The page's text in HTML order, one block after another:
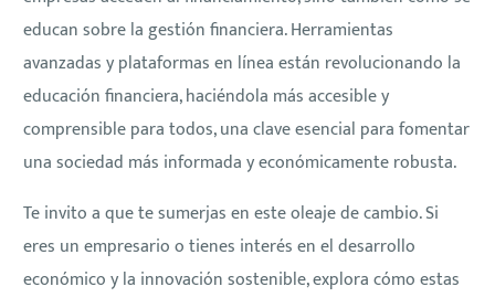
educan sobre la gestión financiera. Herramientas
avanzadas y plataformas en línea están revolucionando la
educación financiera, haciéndola más accesible y
comprensible para todos, una clave esencial para fomentar
una sociedad más informada y económicamente robusta.
Te invito a que te sumerjas en este oleaje de cambio. Si
eres un empresario o tienes interés en el desarrollo
económico y la innovación sostenible, explora cómo estas